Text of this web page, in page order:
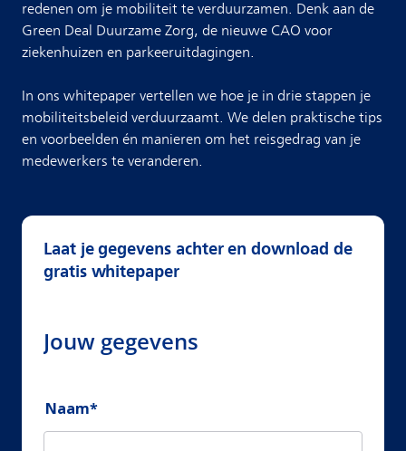
redenen om je mobiliteit te verduurzamen. Denk aan de
Green Deal Duurzame Zorg, de nieuwe CAO voor
ziekenhuizen en parkeeruitdagingen.
In ons whitepaper vertellen we hoe je in drie stappen je
mobiliteitsbeleid verduurzaamt. We delen praktische tips
en voorbeelden én manieren om het reisgedrag van je
medewerkers te veranderen.
Laat je gegevens achter en download de
gratis whitepaper